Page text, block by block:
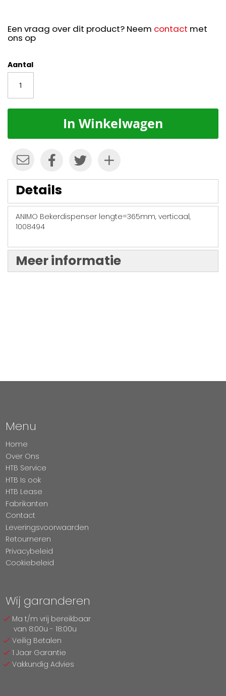
Een vraag over dit product? Neem contact met
ons op
Aantal
In Winkelwagen
Details
ANIMO Bekerdispenser lengte=365mm, verticaal,
1008494
Meer informatie
Menu
Home
Over Ons
HTB Service
HTB Is ook
HTB Lease
Fabrikanten
Contact
Leveringsvoorwaarden
Retourneren
Privacybeleid
Cookiebeleid
Wij garanderen
Ma t/m vrij bereikbaar
van 8:00u - 18:00u
Veilig Betalen
1 Jaar Garantie
Vakkundig Advies